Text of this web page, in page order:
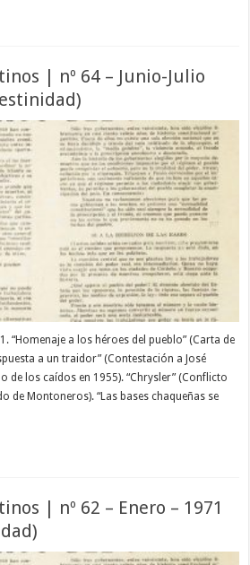
| nº 64 – Junio-Julio
“Homenaje a los héroes del pueblo” (Carta de
a un traidor” (Contestación a José
de los caídos en 1955). “Chrysler” (Conflicto
de Montoneros). “Las bases chaqueñas se
| nº 62 – Enero – 1971